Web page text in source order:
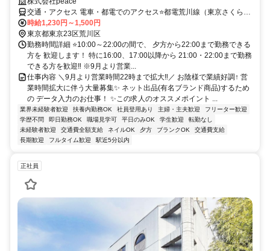
交通・アクセス 電車・都電でのアクセス⭐都電荒川線（東京さくらト
ラム）：「荒川区役所前駅」から徒歩約2〜3分 JR常磐線：「三河島
駅」から徒歩約10分 東京メトロ日比谷線：「三ノ輪駅」から徒歩約
10分 東京メトロ千代田線・京成線：「町屋駅」から徒歩約13〜15分
／バスでのアクセス⭐都営バス（草63・草64・里22系統）：「荒川区
役所前」停留所が目の前にあります。（日暮里駅や西日暮里駅から乗
車してアクセスできます） 荒川区コミュニティバス（南千01・南千
02系統）：「荒川区役所」停留所が目の前にあります。
時給1,230円～1,500円
東京都東京23区荒川区
勤務時間詳細 ⭐10:00～22:00の間で、 夕方から22:00まで勤務できる
方を 歓迎します！ 特に16:00、17:00以降から 21:00・22:00まで勤務
できる方を歓迎‼ ※9月より営業...
仕事内容 ＼9月より営業時間22時まで拡大‼／ お陰様で業績好調↑ 営
業時間拡大に伴う大量募集✨ ネット出品(有名ブランド商品)するため
の データ入力のお仕事！ ✨この求人のオススメポイント ...
業界未経験者歓迎 扶養内勤務OK 社員登用あり 主婦・主夫歓迎
フリーター歓迎
学歴不問
即日勤務OK 職場見学可 平日のみOK 学生歓迎
転勤なし
未経験者歓迎
交通費全額支給 ネイルOK 夕方 ブランクOK
交通費支給
長期歓迎
フルタイム歓迎 駅近5分以内
正社員